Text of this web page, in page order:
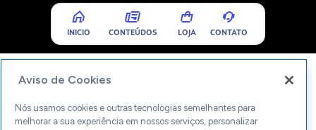
INICIO CONTEÚDOS LOJA CONTATO
Aviso de Cookies
Nós usamos cookies e outras tecnologias semelhantes para
melhorar a sua experiência em nossos serviços, personalizar